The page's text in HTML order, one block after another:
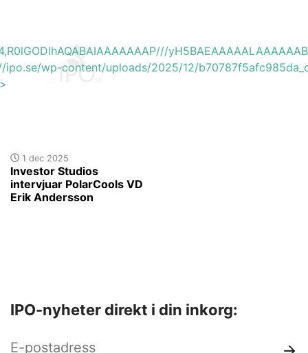
wp-content/uploads/2025/12/
1 dec 2025
Investor Studios
intervjuar PolarCools VD
Erik Andersson
IPO-nyheter direkt i din inkorg: